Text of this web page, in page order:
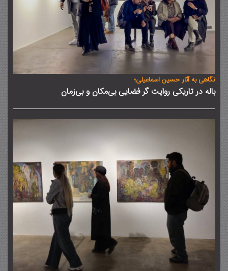
نگاهی به آثار حسین اسماعیلی؛
باله در تاریکی روایت گر فضایی بی‌مکان و بی‌زمان